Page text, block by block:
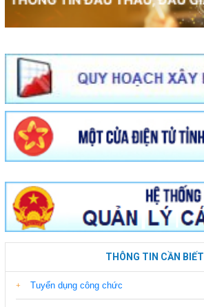
THÔNG TIN CẦN BIẾT
Tuyển dụng công chức